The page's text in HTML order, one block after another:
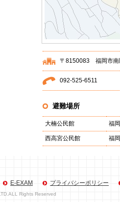
〒8150083 福岡市南
092-525-6511
避難場所
大楠公民館 福
西高宮公民館 福
E-EXAM プライバシーポリシー
Rights Reserved